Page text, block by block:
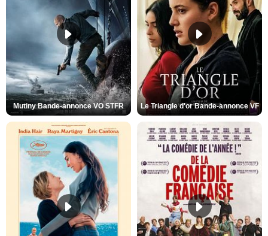
Mutiny Bande-annonce VO STFR Le Triangle d'or Bande-annonce VF